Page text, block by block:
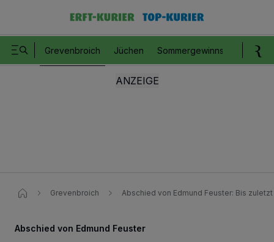
Grevenbroich Jüchen Sommergewinnspiel
Grevenbroich Abschied von Edmund Feuster: Bis
Abschied von Edmund Feuster